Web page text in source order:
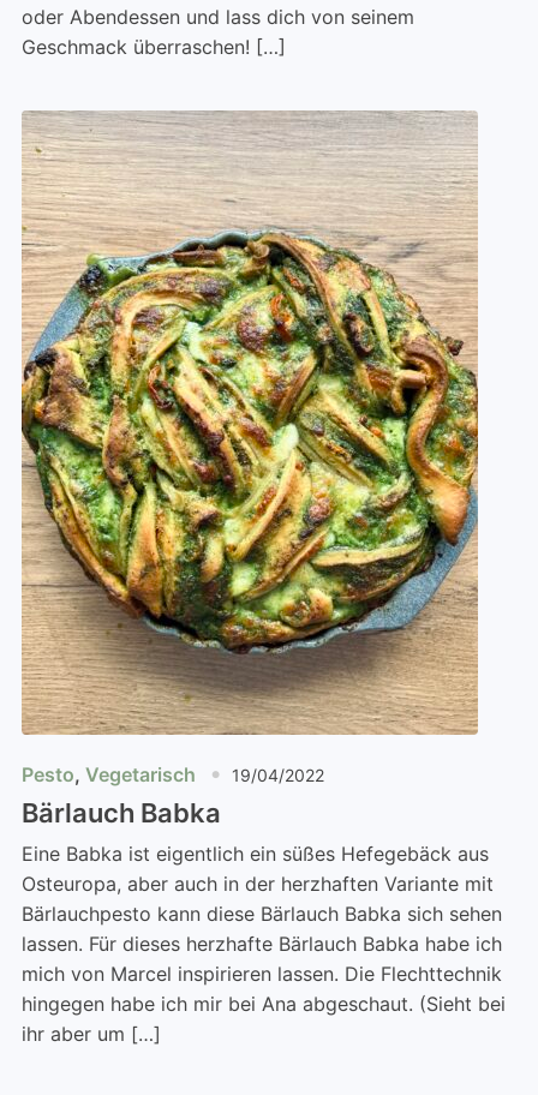
oder Abendessen und lass dich von seinem
Geschmack überraschen! […]
Pesto, Vegetarisch 19/04/2022
Bärlauch Babka
Eine Babka ist eigentlich ein süßes Hefegebäck aus
Osteuropa, aber auch in der herzhaften Variante mit
Bärlauchpesto kann diese Bärlauch Babka sich sehen
lassen. Für dieses herzhafte Bärlauch Babka habe ich
mich von Marcel inspirieren lassen. Die Flechttechnik
hingegen habe ich mir bei Ana abgeschaut. (Sieht bei
ihr aber um […]